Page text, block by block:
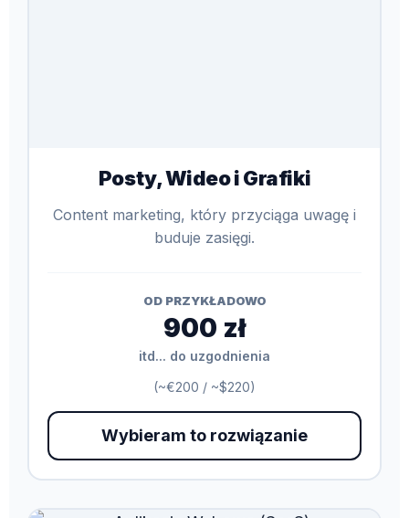
Posty, Wideo i Grafiki
Content marketing, który przyciąga uwagę i
buduje zasięgi.
OD PRZYKŁADOWO
900 zł
itd... do uzgodnienia
(~€200 / ~$220)
Wybieram to rozwiązanie